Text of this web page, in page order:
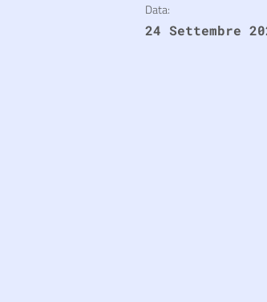
Data:
24 Settembre